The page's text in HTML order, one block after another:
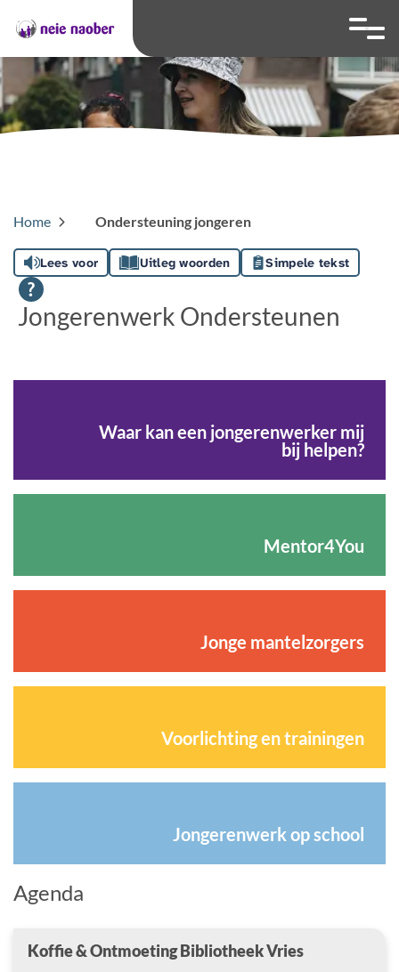
Hoog contrast
Ga naar
Home Ondersteuning jongeren
Lees voor Uitleg woorden Simpele tekst
Jongerenwerk Ondersteunen
Waar kan een jongerenwerker mij
bij helpen?
Mentor4You
Jonge mantelzorgers
Voorlichting en trainingen
Jongerenwerk op school
Agenda
Koffie & Ontmoeting Bibliotheek Vries